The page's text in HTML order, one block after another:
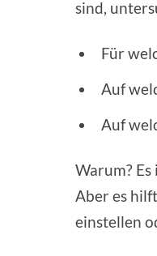
sind,
Für
Auf
Auf
Warum?
Aber es
einstellen